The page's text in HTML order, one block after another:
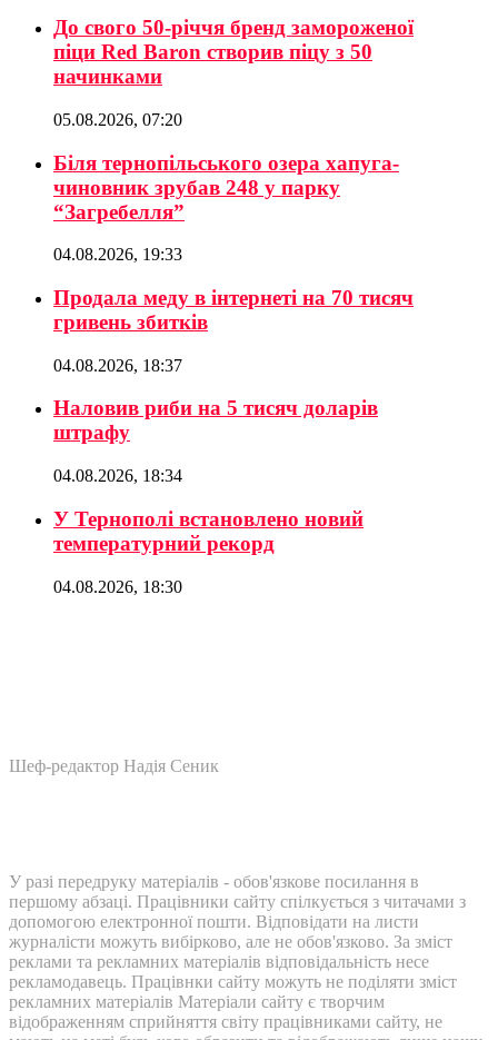
До свого 50-річчя бренд замороженої
піци Red Baron створив піцу з 50
начинками
05.08.2026, 07:20
Біля тернопільського озера хапуга-
чиновник зрубав 248 у парку
“Загребелля”
04.08.2026, 19:33
Продала меду в інтернеті на 70 тисяч
гривень збитків
04.08.2026, 18:37
Наловив риби на 5 тисяч доларів
штрафу
04.08.2026, 18:34
У Тернополі встановлено новий
температурний рекорд
04.08.2026, 18:30
Шеф-редактор Надія Сеник
У разі передруку матеріалів - обов'язкове посилання в
першому абзаці. Працівники сайту спілкується з читачами з
допомогою електронної пошти. Відповідати на листи
журналісти можуть вибірково, але не обов'язково. За зміст
реклами та рекламних матеріалів відповідальність несе
рекламодавець. Працівнки сайту можуть не поділяти зміст
рекламних матеріалів Матеріали сайту є творчим
відображенням сприйняття світу працівниками сайту, не